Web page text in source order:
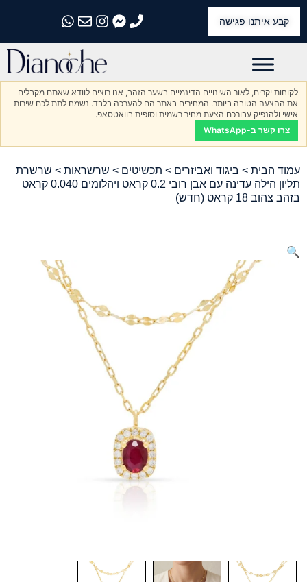
קבע איתנו פגישה
התקשרו אלינו
התקשרו אלינו
התקשרו אלינו
התקשרו אלינו
התקשרו אלינו
לקוחות יקרים, לאור השינויים הדינמיים בשער הזהב, אנו רוצים לוודא שאתם מקבלים
את ההצעה הטובה ביותר. המחירים באתר הם להערכה בלבד. נשמח לתת לכם שירות
אישי ולהנפיק עבורכם הצעת מחיר רשמית וסופית בוואטסאפ.
צרו קשר ב-WhatsApp
עמוד הבית > ביגוד ואביזרים > תכשיטים > שרשראות > שרשרת
תליון הילה עדינה עם אבן רובי 0.2 קראט ויהלומים 0.040 קראט
בזהב צהוב 18 קראט (חדש)
🔍